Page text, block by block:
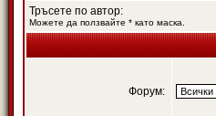
Тръсете по автор:
Можете да ползвайте * като маска.
Форум: